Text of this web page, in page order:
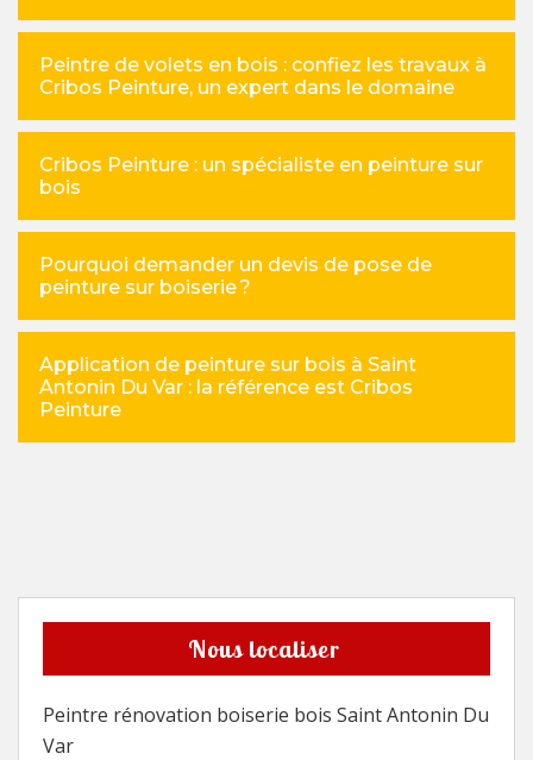
Peintre de volets en bois : confiez les travaux à
Cribos Peinture, un expert dans le domaine
Cribos Peinture : un spécialiste en peinture sur
bois
Pourquoi demander un devis de pose de
peinture sur boiserie ?
Application de peinture sur bois à Saint
Antonin Du Var : la référence est Cribos
Peinture
Nous localiser
Peintre rénovation boiserie bois Saint Antonin Du
Var